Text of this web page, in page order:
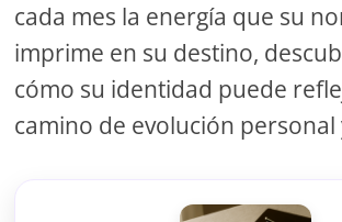
cada mes la energía que su
imprime en su destino,
cómo su identidad puede
camino de evolución